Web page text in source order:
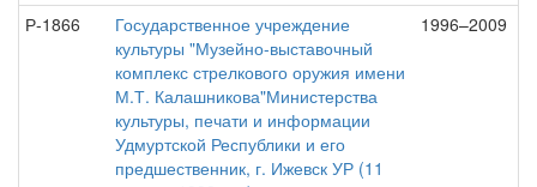
Р-1866
Государственное учреждение
культуры "Музейно-выставочный
комплекс стрелкового оружия имени
М.Т. Калашникова"Министерства
культуры, печати и информации
Удмуртской Республики и его
предшественник, г. Ижевск УР (11
1996–2009